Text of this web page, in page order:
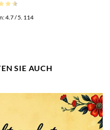
4.7/ 5. 114
SIE AUCH